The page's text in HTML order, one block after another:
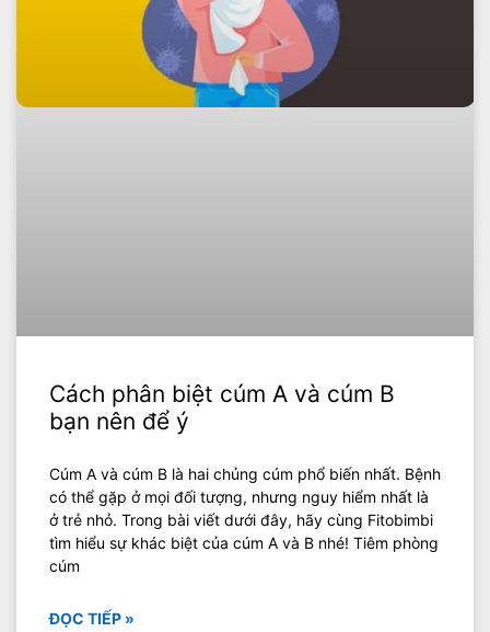
Cách phân biệt cúm A và cúm B
bạn nên để ý
Cúm A và cúm B là hai chủng cúm phổ biến nhất. Bệnh
có thể gặp ở mọi đối tượng, nhưng nguy hiểm nhất là
ở trẻ nhỏ. Trong bài viết dưới đây, hãy cùng Fitobimbi
tìm hiểu sự khác biệt của cúm A và B nhé! Tiêm phòng
cúm
ĐỌC TIẾP »